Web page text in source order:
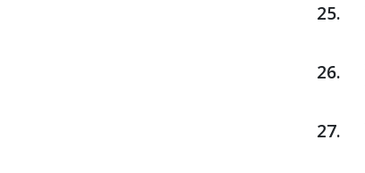
25.
26.
27.